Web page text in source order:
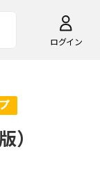
ログイン
）